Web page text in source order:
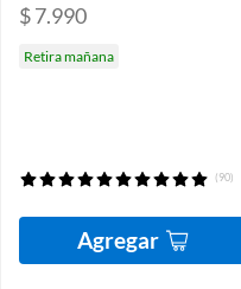
$ 7.990
Retira mañana
(90)
Agregar